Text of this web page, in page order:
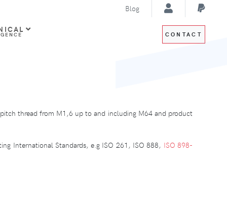
Blog
CONTACT
thread from M1,6 up to and including M64 and product
International Standards, e.g ISO 261, ISO 888, ISO 898-